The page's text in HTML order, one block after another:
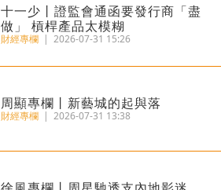
十一少丨證監會通函要發行商「盡
做」 槓桿產品太模糊
財經專欄 | 2026-07-31 15:26
周顯專欄丨新藝城的起與落
財經專欄 | 2026-07-31 13:38